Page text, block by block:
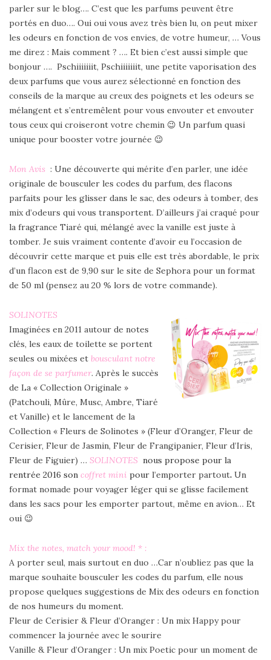
parler sur le blog…. C’est que les parfums peuvent être
portés en duo…. Oui oui vous avez très bien lu, on peut mixer
les odeurs en fonction de vos envies, de votre humeur, … Vous
me direz : Mais comment ? …. Et bien c’est aussi simple que
bonjour …. Pschiiiiiiit, Pschiiiiiiit, une petite vaporisation des
deux parfums que vous aurez sélectionné en fonction des
conseils de la marque au creux des poignets et les odeurs se
mélangent et s’entremêlent pour vous envouter et envouter
tous ceux qui croiseront votre chemin 😉 Un parfum quasi
unique pour booster votre journée 😉
Mon Avis : Une découverte qui mérite d’en parler, une idée
originale de bousculer les codes du parfum, des flacons
parfaits pour les glisser dans le sac, des odeurs à tomber, des
mix d’odeurs qui vous transportent. D’ailleurs j’ai craqué pour
la fragrance Tiaré qui, mélangé avec la vanille est juste à
tomber. Je suis vraiment contente d’avoir eu l’occasion de
découvrir cette marque et puis elle est très abordable, le prix
d’un flacon est de 9,90 sur le site de Sephora pour un format
de 50 ml (pensez au 20 % lors de votre commande).
SOLINOTES
Imaginées en 2011 autour de notes
clés, les eaux de toilette se portent
seules ou mixées et bousculant notre
façon de se parfumer. Après le succès
de La « Collection Originale »
(Patchouli, Mûre, Musc, Ambre, Tiaré
et Vanille) et le lancement de la
Collection « Fleurs de Solinotes » (Fleur d’Oranger, Fleur de
Cerisier, Fleur de Jasmin, Fleur de Frangipanier, Fleur d’Iris,
Fleur de Figuier) … SOLINOTES nous propose pour la
rentrée 2016 son coffret mini pour l’emporter partout. Un
format nomade pour voyager léger qui se glisse facilement
dans les sacs pour les emporter partout, même en avion… Et
oui 😉
Mix the notes, match your mood! * :
A porter seul, mais surtout en duo …Car n’oubliez pas que la
marque souhaite bousculer les codes du parfum, elle nous
propose quelques suggestions de Mix des odeurs en fonction
de nos humeurs du moment.
Fleur de Cerisier & Fleur d’Oranger : Un mix Happy pour
commencer la journée avec le sourire
Vanille & Fleur d’Oranger : Un mix Poetic pour un moment de